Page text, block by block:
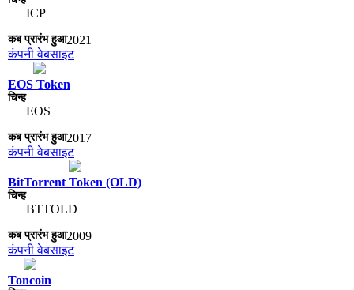
ICP
2021
कंपनी वेबसाइट
EOS Token
EOS
2017
कंपनी वेबसाइट
BitTorrent Token (OLD)
BTTOLD
2009
कंपनी वेबसाइट
Toncoin